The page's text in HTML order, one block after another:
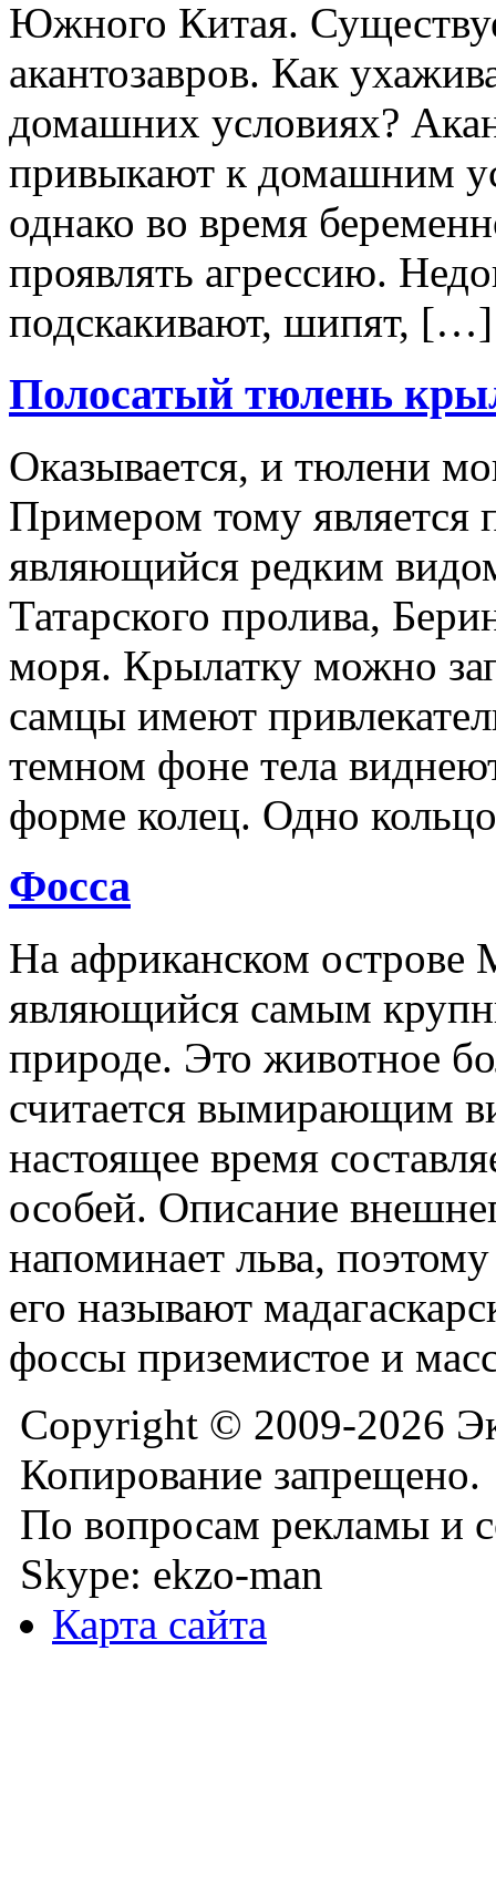
Южного Китая.
акантозавров. Как
домашних условиях?
привыкают к домашним
однако во время
проявлять агрессию.
подскакивают, шипят, […]
Полосатый тюлень
Оказывается, и тюлени
Примером тому является
являющийся редким
Татарского пролива,
моря. Крылатку можно
самцы имеют
темном фоне тела
форме колец. Одно
Фосса
На африканском острове
являющийся самым
природе. Это животное
считается вымирающим
настоящее время
особей. Описание
напоминает льва,
его называют
фоссы приземистое и
Copyright © 2009-2026
Копирование запрещено.
По вопросам рекламы и
Skype: ekzo-man
Карта сайта